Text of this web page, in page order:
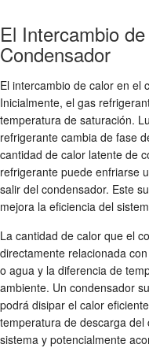
El Intercambio
Condensador
El intercambio de calor en el
Inicialmente, el gas
temperatura de saturación.
refrigerante cambia de fase
cantidad de calor latente de
refrigerante puede enfriarse
salir del condensador. Este
mejora la eficiencia del
La cantidad de calor que el
directamente relacionada
o agua y la diferencia de
ambiente. Un condensador
podrá disipar el calor
temperatura de descarga
sistema y potencialmente